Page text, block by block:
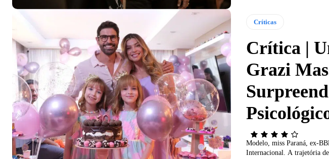
Críticas
Crítica |
Grazi
Modelo, miss Paraná, ex-
Internacional. A trajetória de